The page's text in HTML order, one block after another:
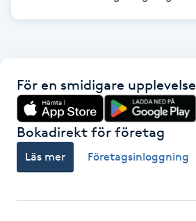
Kärlbehandling
Lashlift Keratin
LED-ljusterapi
För en smidigare upplevelse
Bokadirekt för företag
Läs mer Företagsinloggning